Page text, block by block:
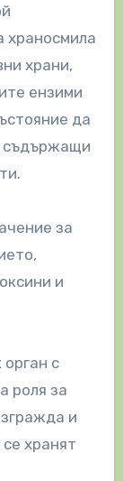
храносмила
храни,
ензими
да
съдържащи
за
и
с
роля за
и
хранят